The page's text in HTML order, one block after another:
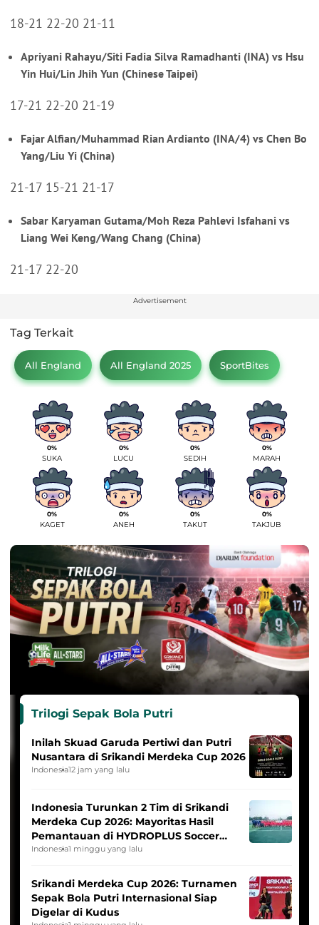
18-21 22-20 21-11
Apriyani Rahayu/Siti Fadia Silva Ramadhanti (INA) vs Hsu
Yin Hui/Lin Jhih Yun (Chinese Taipei)
17-21 22-20 21-19
Fajar Alfian/Muhammad Rian Ardianto (INA/4) vs Chen Bo
Yang/Liu Yi (China)
21-17 15-21 21-17
Sabar Karyaman Gutama/Moh Reza Pahlevi Isfahani vs
Liang Wei Keng/Wang Chang (China)
21-17 22-20
Advertisement
Tag Terkait
All England All England 2025 SportBites
0%
SUKA
0%
LUCU
0%
SEDIH
0%
MARAH
0%
KAGET
0%
ANEH
0%
TAKUT
0%
TAKJUB
Trilogi Sepak Bola Putri
Inilah Skuad Garuda Pertiwi dan Putri
Nusantara di Srikandi Merdeka Cup 2026
Indonesia12 jam yang lalu
Indonesia Turunkan 2 Tim di Srikandi
Merdeka Cup 2026: Mayoritas Hasil
Pemantauan di HYDROPLUS Soccer
League
Indonesia1 minggu yang lalu
Srikandi Merdeka Cup 2026: Turnamen
Sepak Bola Putri Internasional Siap
Digelar di Kudus